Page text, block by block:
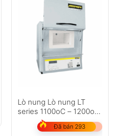
Lò nung Lò nung LT
series 1100oC – 1200oC
cửa nâng
Đã bán 293